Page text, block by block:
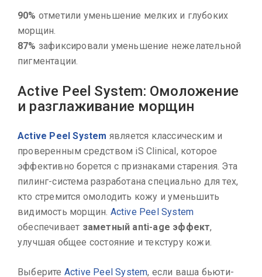
90% отметили уменьшение мелких и глубоких
морщин.
87% зафиксировали уменьшение нежелательной
пигментации.
Active Peel System: Омоложение
и разглаживание морщин
Active Peel System является классическим и
проверенным средством iS Clinical, которое
эффективно борется с признаками старения. Эта
пилинг-система разработана специально для тех,
кто стремится омолодить кожу и уменьшить
видимость морщин. Active Peel System
обеспечивает заметный anti-age эффект,
улучшая общее состояние и текстуру кожи.
Выберите Active Peel System, если ваша бьюти-